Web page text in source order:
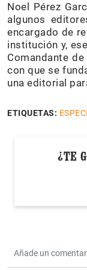
Noel Pérez
algunos
encargado de
institución y,
Comandante
con que se
una editorial
ETIQUETAS:
¿TE